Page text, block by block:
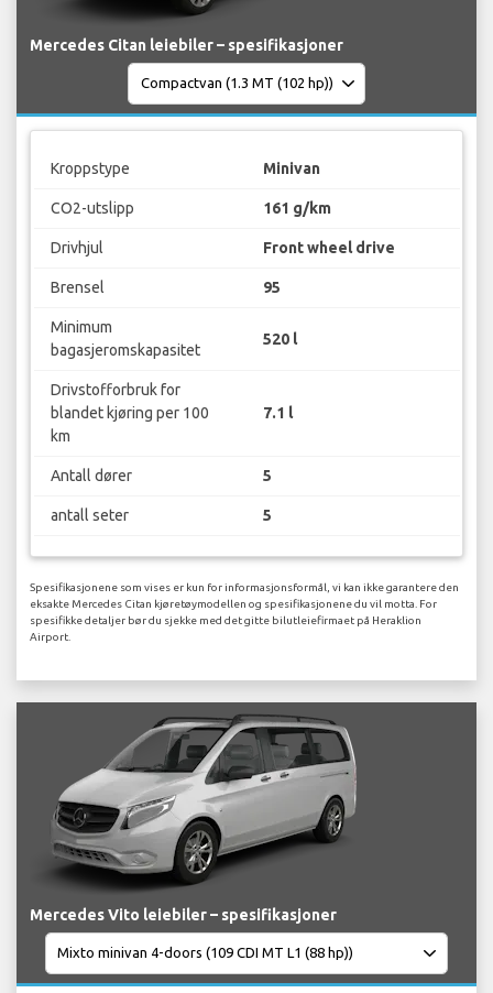
Mercedes Citan leiebiler – spesifikasjoner
Kroppstype Minivan
CO2-utslipp 161 g/km
Drivhjul Front wheel drive
Brensel 95
Minimum
bagasjeromskapasitet
520 l
Drivstofforbruk for
blandet kjøring per 100
km
7.1 l
Antall dører 5
antall seter 5
Spesifikasjonene som vises er kun for informasjonsformål, vi kan ikke garantere den
eksakte Mercedes Citan kjøretøymodellen og spesifikasjonene du vil motta. For
spesifikke detaljer bør du sjekke med det gitte bilutleiefirmaet på Heraklion
Airport.
Mercedes Vito leiebiler – spesifikasjoner